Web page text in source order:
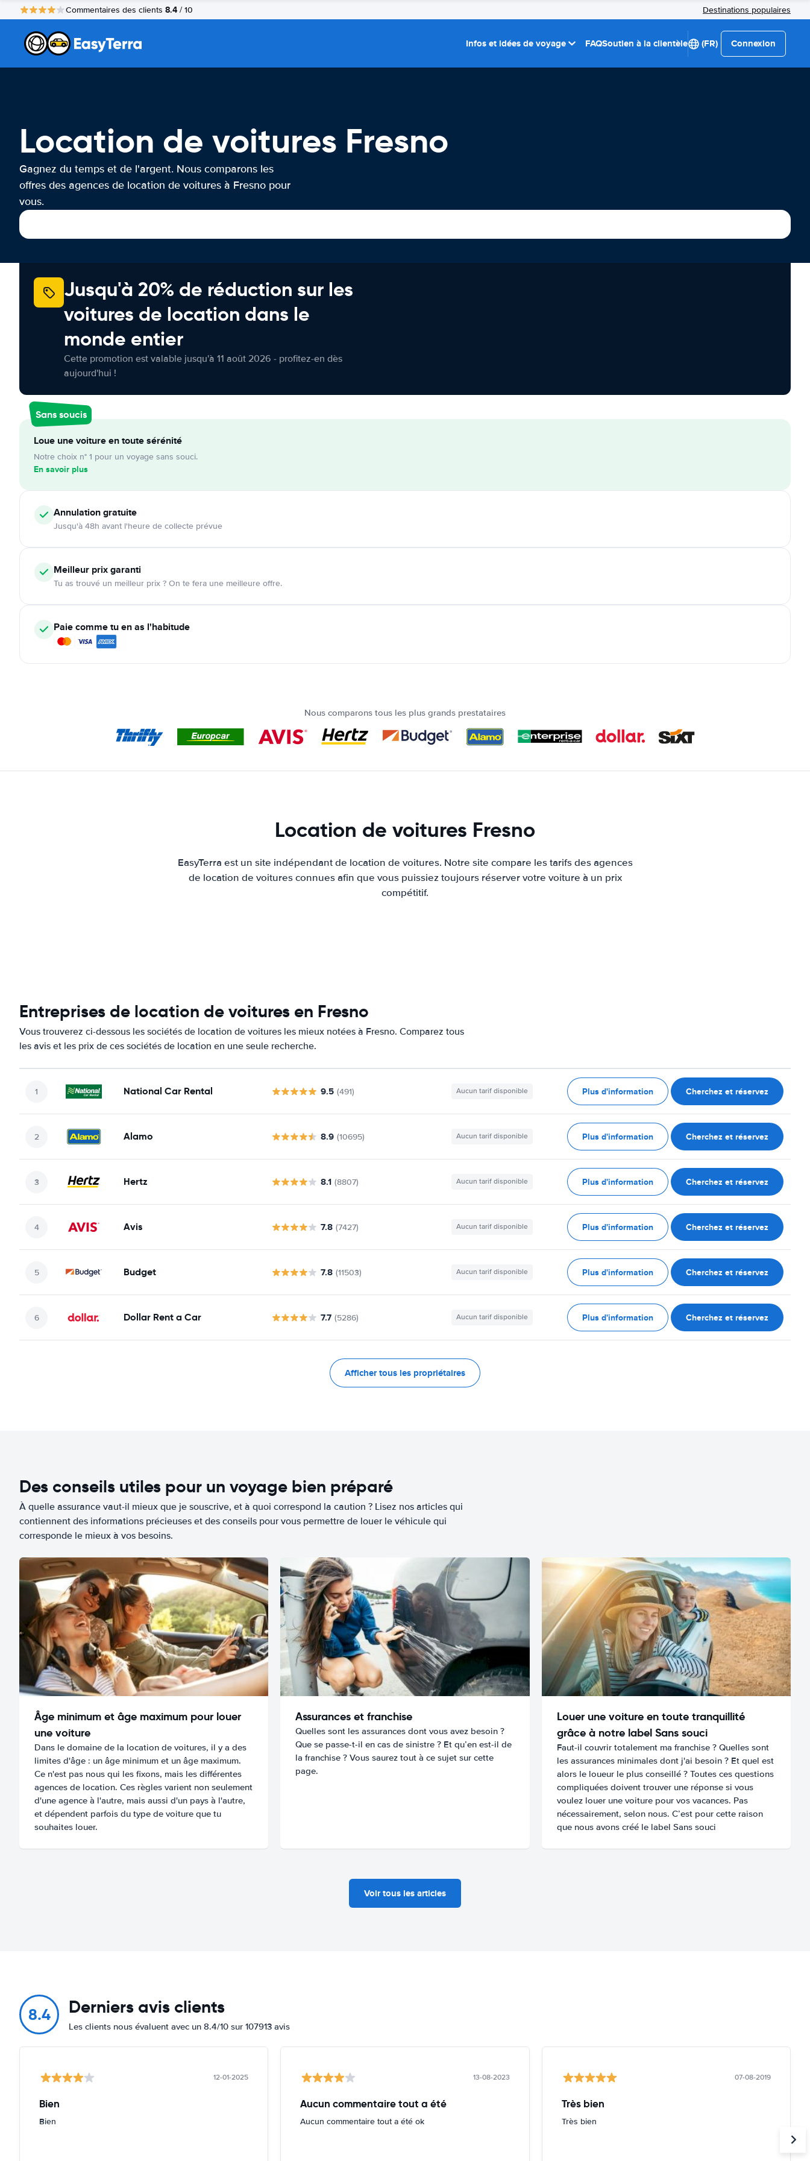
Commentaires des clients 8.4 / 10 Destinations populaires
Infos et idées de voyage FAQSoutien à la clientèle (FR) Connexion
Location de voitures Fresno
Gagnez du temps et de l'argent. Nous comparons les
offres des agences de location de voitures à Fresno pour
vous.
Jusqu'à 20% de réduction sur les
voitures de location dans le
monde entier
Cette promotion est valable jusqu'à 11 août 2026 - profitez-en dès
aujourd'hui !
Sans soucis
Loue une voiture en toute sérénité
Notre choix n° 1 pour un voyage sans souci.
En savoir plus
Annulationgratuite
Jusqu'à 48h avant l'heure de collecte prévue
Meilleur prix garanti
Tu as trouvé un meilleur prix ? On te fera une meilleure offre.
Paie comme tu en as l'habitude
Nous comparons tous les plus grands prestataires
Location de voitures Fresno
EasyTerra est un site indépendant de location de voitures. Notre site compare les tarifs des agences
de location de voitures connues afin que vous puissiez toujours réserver votre voiture à un prix
compétitif.
Entreprises de location de voitures en Fresno
Vous trouverez ci-dessous les sociétés de location de voitures les mieux notées à Fresno. Comparez tous
les avis et les prix de ces sociétés de location en une seule recherche.
National Car Rental 9.5 (491) Aucun tarif disponible Plus d'information Cherchez et réservez
Alamo 8.9 (10695) Aucun tarif disponible Plus d'information Cherchez et réservez
Hertz 8.1 (8807) Aucun tarif disponible Plus d'information Cherchez et réservez
Avis 7.8 (7427) Aucun tarif disponible Plus d'information Cherchez et réservez
Budget 7.8 (11503) Aucun tarif disponible Plus d'information Cherchez et réservez
Dollar Rent a Car 7.7 (5286) Aucun tarif disponible Plus d'information Cherchez et réservez
Afficher tous les propriétaires
Des conseils utiles pour un voyage bien préparé
À quelle assurance vaut-il mieux que je souscrive, et à quoi correspond la caution ? Lisez nos articles qui
contiennent des informations précieuses et des conseils pour vous permettre de louer le véhicule qui
corresponde le mieux à vos besoins.
Âge minimum et âge maximum pour louer
une voiture
Dans le domaine de la location de voitures, il y a des
limites d'âge : un âge minimum et un âge maximum.
Ce n'est pas nous qui les fixons, mais les différentes
agences de location. Ces règles varient non seulement
d'une agence à l'autre, mais aussi d'un pays à l'autre,
et dépendent parfois du type de voiture que tu
souhaites louer.
Assurances et franchise
Quelles sont les assurances dont vous avez besoin ?
Que se passe-t-il en cas de sinistre ? Et qu’en est-il de
la franchise ? Vous saurez tout à ce sujet sur cette
page.
Louer une voiture en toute tranquillité
grâce à notre label Sans souci
Faut-il couvrir totalement ma franchise ? Quelles sont
les assurances minimales dont j'ai besoin ? Et quel est
alors le loueur le plus conseillé ? Toutes ces questions
compliquées doivent trouver une réponse si vous
voulez louer une voiture pour vos vacances. Pas
nécessairement, selon nous. C’est pour cette raison
que nous avons créé le label Sans souci
Voir tous les articles
8.4 Derniers avis clients
Les clients nous évaluent avec un 8.4/10 sur 107913 avis
12-01-2025
Bien
Bien
13-08-2023
Aucun commentaire tout a été
Aucun commentaire tout a été ok
07-08-2019
Très bien
Très bien